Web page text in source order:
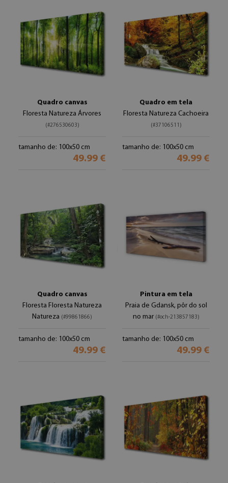
Quadro canvas
Floresta Natureza Árvores
(#276530603)
tamanho de: 100x50 cm
49.99 €
Quadro em tela
Floresta Natureza Cachoeira
(#37106511)
tamanho de: 100x50 cm
49.99 €
Quadro canvas
Floresta Floresta Natureza
Natureza (#99861866)
tamanho de: 100x50 cm
49.99 €
Pintura em tela
Praia de Gdansk, pôr do sol
no mar (#och-213857183)
tamanho de: 100x50 cm
49.99 €